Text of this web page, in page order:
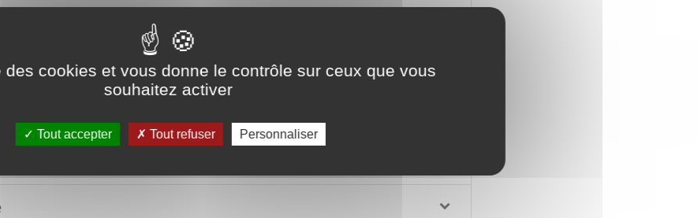
des cookies et vous donne le contrôle sur ceux que vous
souhaitez activer
Tout accepter Tout refuser Personnaliser